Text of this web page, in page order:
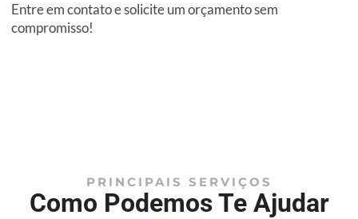
Entre em contato e solicite um orçamento sem
compromisso!
PRINCIPAIS SERVIÇOS
Como Podemos Te Ajudar